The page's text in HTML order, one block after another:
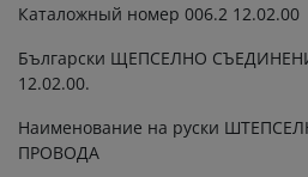
Каталожный номер 006.2 12.02.00
Български ЩЕПСЕЛНО
12.02.00.
Наименование на руски
ПРОВОДА